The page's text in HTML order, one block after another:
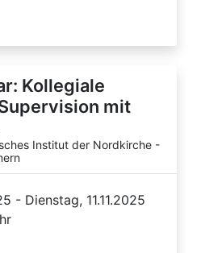
Kollegiale
mit
Institut der Nordkirche -
- Dienstag, 11.11.2025